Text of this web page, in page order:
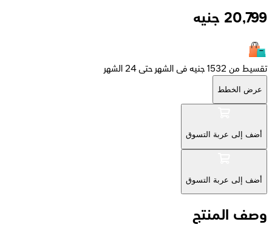
20,799 جنيه
تقسيط من 1532 جنيه فى الشهر حتى 24 الشهر
عرض الخطط
أضف إلى عربة التسوق
أضف إلى عربة التسوق
وصف المنتج